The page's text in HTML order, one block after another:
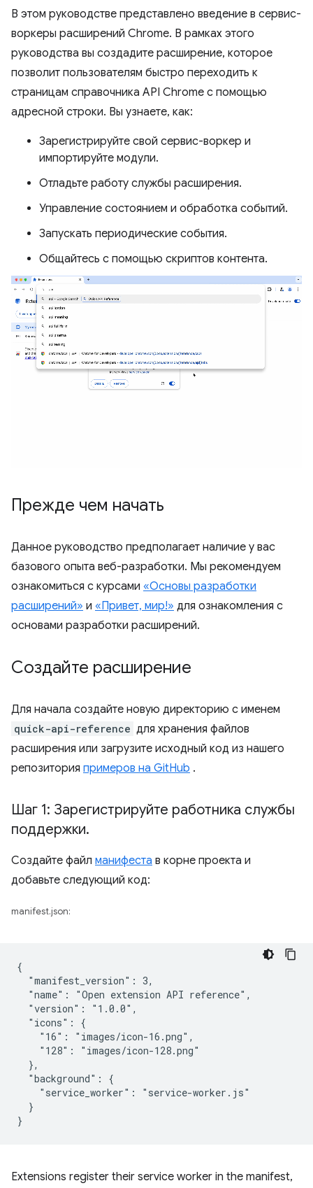
В этом руководстве представлено введение в сервис-
воркеры расширений Chrome. В рамках этого
руководства вы создадите расширение, которое
позволит пользователям быстро переходить к
страницам справочника API Chrome с помощью
адресной строки. Вы узнаете, как:
Зарегистрируйте свой сервис-воркер и
импортируйте модули.
Отладьте работу службы расширения.
Управление состоянием и обработка событий.
Запускать периодические события.
Общайтесь с помощью скриптов контента.
Прежде чем начать
Данное руководство предполагает наличие у вас
базового опыта веб-разработки. Мы рекомендуем
ознакомиться с курсами «Основы разработки
расширений» и «Привет, мир!» для ознакомления с
основами разработки расширений.
Создайте расширение
Для начала создайте новую директорию с именем
quick-api-reference для хранения файлов
расширения или загрузите исходный код из нашего
репозитория примеров на GitHub .
Шаг 1: Зарегистрируйте работника службы
поддержки.
Создайте файл манифеста в корне проекта и
добавьте следующий код:
manifest.json:
{
  "manifest_version": 3,
  "name": "Open extension API reference",
  "version": "1.0.0",
  "icons": {
    "16": "images/icon-16.png",
    "128": "images/icon-128.png"
  },
  "background": {
    "service_worker": "service-worker.js"
  }
Extensions register their service worker in the manifest,